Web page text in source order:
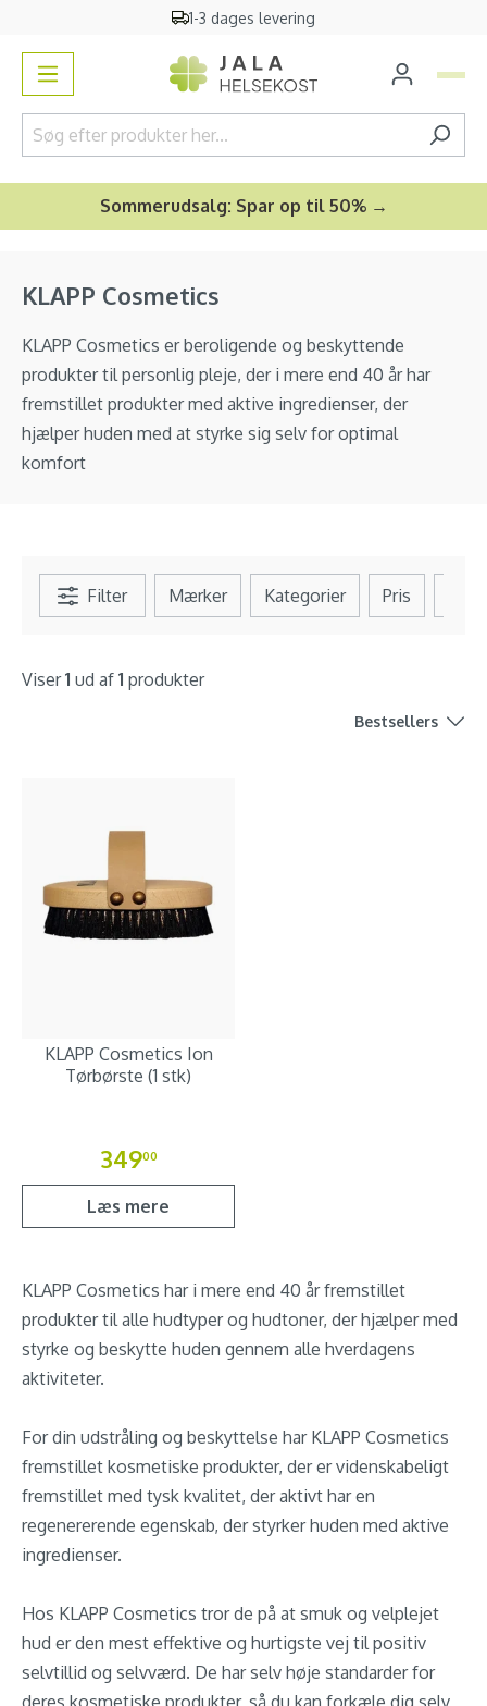
1-3 dages levering
Sommerudsalg: Spar op til 50% →
KLAPP Cosmetics
KLAPP Cosmetics er beroligende og beskyttende
produkter til personlig pleje, der i mere end 40 år har
fremstillet produkter med aktive ingredienser, der
hjælper huden med at styrke sig selv for optimal
komfort
Filter Mærker Kategorier Pris
Viser1 ud af 1 produkter
Bestsellers
KLAPP Cosmetics Ion
Tørbørste (1 stk)
34900
Læs mere
KLAPP Cosmetics har i mere end 40 år fremstillet
produkter til alle hudtyper og hudtoner, der hjælper med
styrke og beskytte huden gennem alle hverdagens
aktiviteter.
For din udstråling og beskyttelse har KLAPP Cosmetics
fremstillet kosmetiske produkter, der er videnskabeligt
fremstillet med tysk kvalitet, der aktivt har en
regenererende egenskab, der styrker huden med aktive
ingredienser.
Hos KLAPP Cosmetics tror de på at smuk og velplejet
hud er den mest effektive og hurtigste vej til positiv
selvtillid og selvværd. De har selv høje standarder for